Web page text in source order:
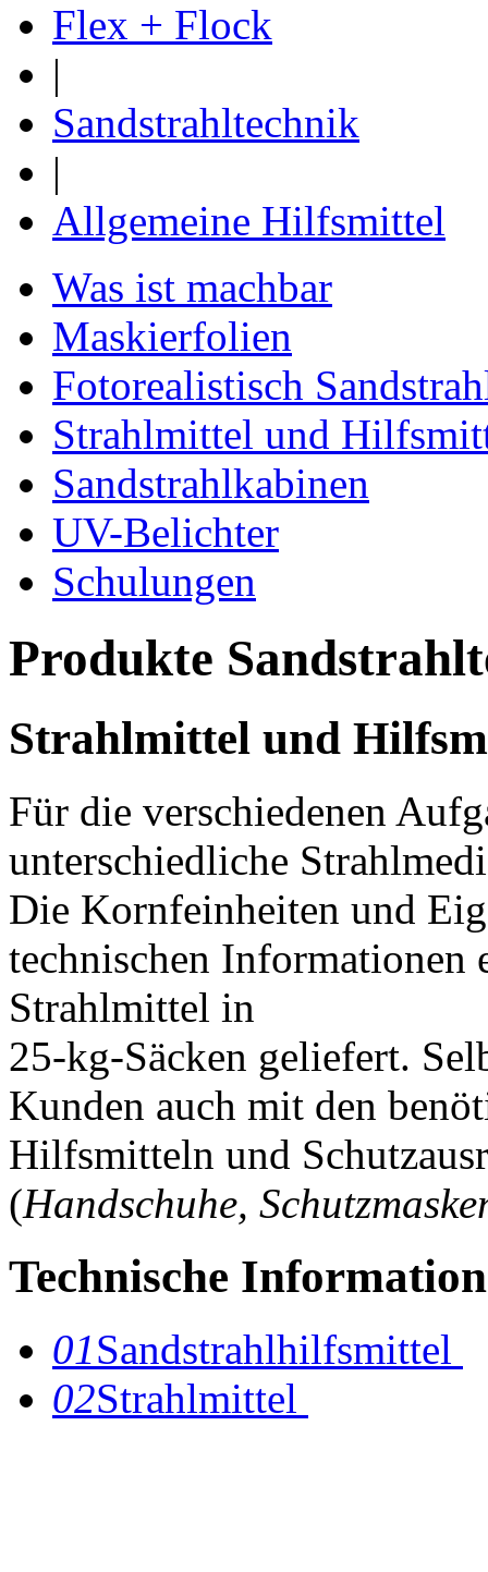
Flex + Flock
|
Sandstrahltechnik
|
Allgemeine Hilfsmittel
Was ist machbar
Maskierfolien
Fotorealistisch
Strahlmittel und
Sandstrahlkabinen
UV-Belichter
Schulungen
Produkte
Strahlmittel und
Für die verschiedenen
unterschiedliche
Die Kornfeinheiten und
technischen Informationen
Strahlmittel in
25-kg-Säcken geliefert.
Kunden auch mit den
Hilfsmitteln und
(Handschuhe,
Technische
01Sandstrahlhilfsmittel
02Strahlmittel